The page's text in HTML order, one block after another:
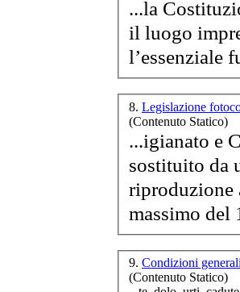
...la Costituzione
il luogo
l’essenziale
8. Legislazione
(Contenuto Statico)
...igianato e
sostituito da
riproduzione
massimo del
9. Condizioni
(Contenuto Statico)